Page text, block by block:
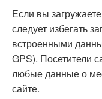
Если вы
следует избегать
встроенными
GPS). Посетители
любые данные о
сайте.